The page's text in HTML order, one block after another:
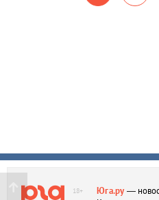
18+ Юга.ру—